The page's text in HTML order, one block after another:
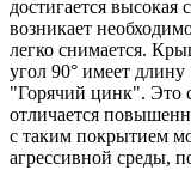
достигается
возникает
легко снимается.
угол 90° имеет
"Горячий цинк". Это
отличается
с таким покрытием
агрессивной среды,